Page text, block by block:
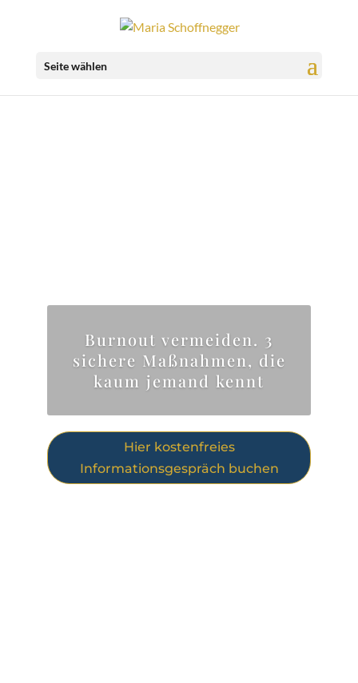
Seite wählen
Burnout vermeiden. 3
sichere Maßnahmen, die
kaum jemand kennt
Hier kostenfreies
Informationsgespräch buchen